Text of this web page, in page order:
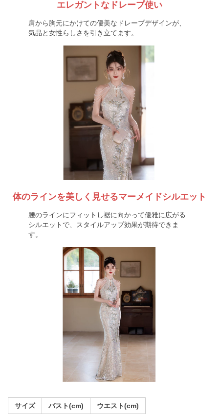
エレガントなドレープ使い
肩から胸元にかけての優美なドレープデザインが、
気品と女性らしさを引き立てます。
体のラインを美しく見せるマーメイドシルエット
腰のラインにフィットし裾に向かって優雅に広がる
シルエットで、スタイルアップ効果が期待できま
す。
サイズ バスト(cm) ウエスト(cm)